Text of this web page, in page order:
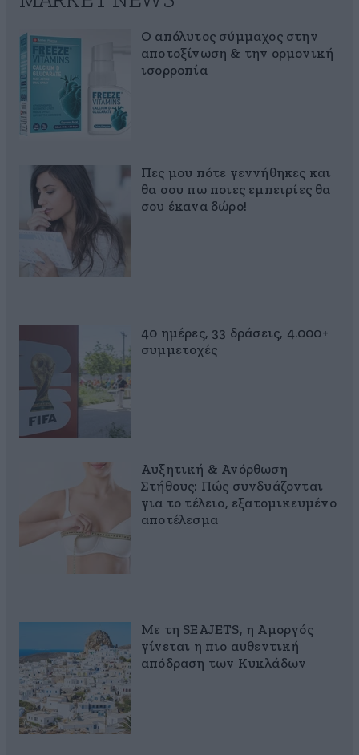
Ο απόλυτος σύμμαχος στην
αποτοξίνωση & την ορμονική
ισορροπία
Πες μου πότε γεννήθηκες και
θα σου πω ποιες εμπειρίες θα
σου έκανα δώρο!
40 ημέρες, 33 δράσεις, 4.000+
συμμετοχές
Αυξητική & Ανόρθωση
Στήθους: Πώς συνδυάζονται
για το τέλειο, εξατομικευμένο
αποτέλεσμα
Με τη SEAJETS, η Αμοργός
γίνεται η πιο αυθεντική
απόδραση των Κυκλάδων